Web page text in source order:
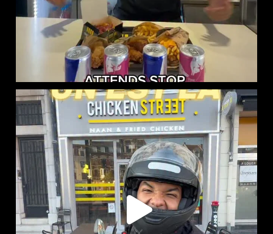
CHICKEN STREET LENS EST LÀ
12 Place...
46 37